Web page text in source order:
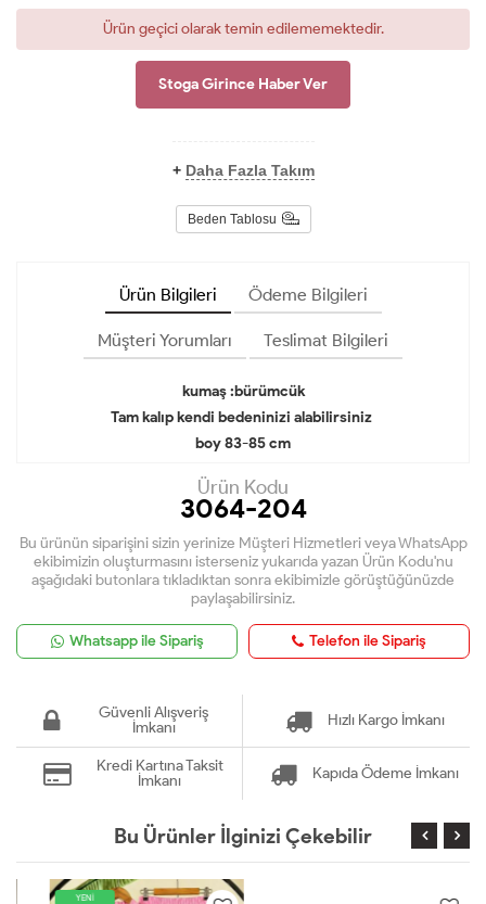
Ürün geçici olarak temin edilememektedir.
Stoga Girince Haber Ver
+ Daha Fazla Takım
Beden Tablosu
Ürün Bilgileri Ödeme Bilgileri
Müşteri Yorumları Teslimat Bilgileri
kumaş :bürümcük
Tam kalıp kendi bedeninizi alabilirsiniz
boy 83-85 cm
Ürün Kodu
3064-204
Bu ürünün siparişini sizin yerinize Müşteri Hizmetleri veya WhatsApp
ekibimizin oluşturmasını isterseniz yukarıda yazan Ürün Kodu'nu
aşağıdaki butonlara tıkladıktan sonra ekibimizle görüştüğünüzde
paylaşabilirsiniz.
Whatsapp ile Sipariş Telefon ile Sipariş
Güvenli Alışveriş
İmkanı
Hızlı Kargo İmkanı
Kredi Kartına Taksit
İmkanı
Kapıda Ödeme İmkanı
Bu Ürünler İlginizi Çekebilir
YENİ